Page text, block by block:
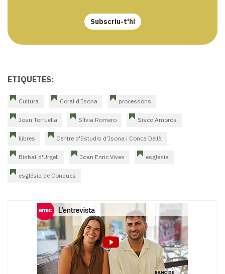
Subscriu-t'hi
ETIQUETES:
Cultura Coral d'Isona processons
Joan Torruella Sílvia Romero Sisco Amorós
llibres Centre d'Estudis d'Isona i Conca Dellà
Bisbat d'Urgell Joan Enric Vives església
església de Conques